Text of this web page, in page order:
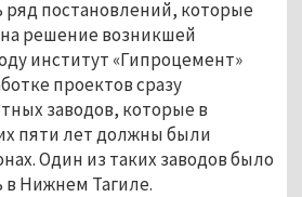
постановлений, которые
решение возникшей
институт «Гипроцемент»
проектов сразу
заводов, которые в
пяти лет должны были
Один из таких заводов было
Нижнем Тагиле.